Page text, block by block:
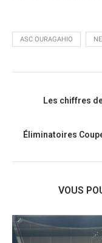
ASC OURAGAHIO
Les chiffres
Éliminatoires
VOUS